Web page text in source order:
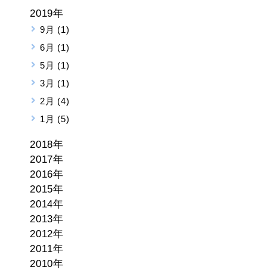
2019年
9月 (1)
6月 (1)
5月 (1)
3月 (1)
2月 (4)
1月 (5)
2018年
2017年
2016年
2015年
2014年
2013年
2012年
2011年
2010年